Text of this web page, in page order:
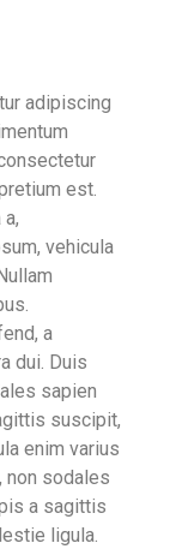
adipiscing
est.
vehicula
a
dui. Duis
sapien
suscipit,
enim varius
non sodales
a sagittis
ligula.